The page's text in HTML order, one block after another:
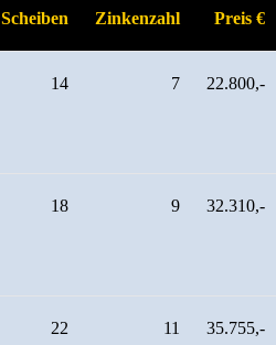
Scheiben Zinkenzahl Preis €
14 7 22.800,-
18 9 32.310,-
22 11 35.755,-